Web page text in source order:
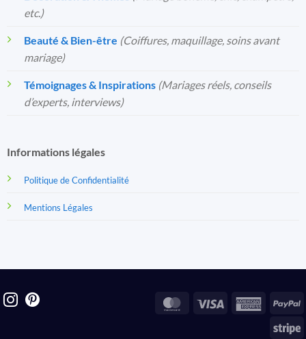
etc.)
Beauté & Bien-être (Coiffures, maquillage, soins avant
mariage)
Témoignages & Inspirations (Mariages réels, conseils
d’experts, interviews)
Informations légales
Politique de Confidentialité
Mentions Légales
MasterCard
Visa
American